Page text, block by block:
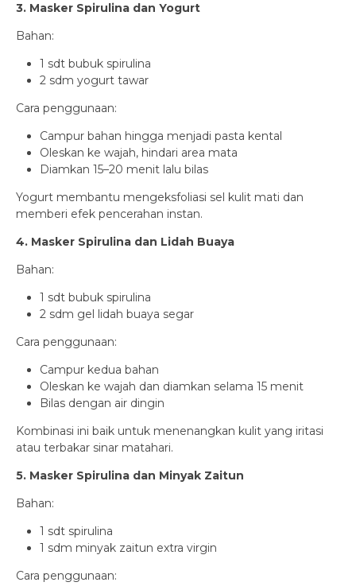
3. Masker Spirulina dan Yogurt
Bahan:
1 sdt bubuk spirulina
2 sdm yogurt tawar
Cara penggunaan:
Campur bahan hingga menjadi pasta kental
Oleskan ke wajah, hindari area mata
Diamkan 15–20 menit lalu bilas
Yogurt membantu mengeksfoliasi sel kulit mati dan
memberi efek pencerahan instan.
4. Masker Spirulina dan Lidah Buaya
Bahan:
1 sdt bubuk spirulina
2 sdm gel lidah buaya segar
Cara penggunaan:
Campur kedua bahan
Oleskan ke wajah dan diamkan selama 15 menit
Bilas dengan air dingin
Kombinasi ini baik untuk menenangkan kulit yang iritasi
atau terbakar sinar matahari.
5. Masker Spirulina dan Minyak Zaitun
Bahan:
1 sdt spirulina
1 sdm minyak zaitun extra virgin
Cara penggunaan: